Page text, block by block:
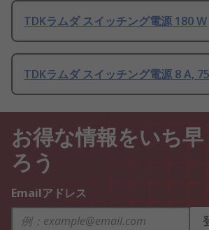
TDKラムダ スイッチング電源 180 W
TDKラムダ スイッチング電源 8 A,
お得な情報をいち
ろう
Emailアドレス